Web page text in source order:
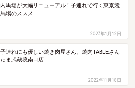
内馬場が大幅リニューアル！子連れで行く東京競
馬場のススメ
2023年1月12日
子連れにも優しい焼き肉屋さん、焼肉TABLEさん
たま武蔵境南口店
2022年11月18日